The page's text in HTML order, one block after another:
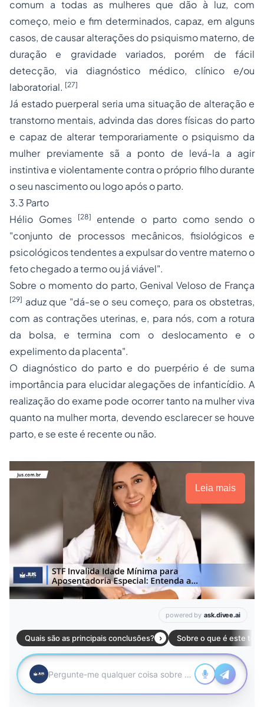
comum a todas as mulheres que dão à luz, com
começo, meio e fim determinados, capaz, em alguns
casos, de causar alterações do psiquismo materno, de
duração e gravidade variados, porém de fácil
detecção, via diagnóstico médico, clínico e/ou
laboratorial. [27]
Já estado puerperal seria uma situação de alteração e
transtorno mentais, advinda das dores físicas do parto
e capaz de alterar temporariamente o psiquismo da
mulher previamente sã a ponto de levá-la a agir
instintiva e violentamente contra o próprio filho durante
o seu nascimento ou logo após o parto.
3.3 Parto
Hélio Gomes
[28]
entende o parto como sendo o
"conjunto de processos mecânicos, fisiológicos e
psicológicos tendentes a expulsar do ventre materno o
feto chegado a termo ou já viável".
Sobre o momento do parto, Genival Veloso de França
[29] aduz que "dá-se o seu começo, para os obstetras,
com as contrações uterinas, e, para nós, com a rotura
da bolsa, e termina com o deslocamento e o
expelimento da placenta".
O diagnóstico do parto e do puerpério é de suma
importância para elucidar alegações de infanticídio. A
realização do exame pode ocorrer tanto na mulher viva
quanto na mulher morta, devendo esclarecer se houve
parto, e se este é recente ou não.
Leia mais